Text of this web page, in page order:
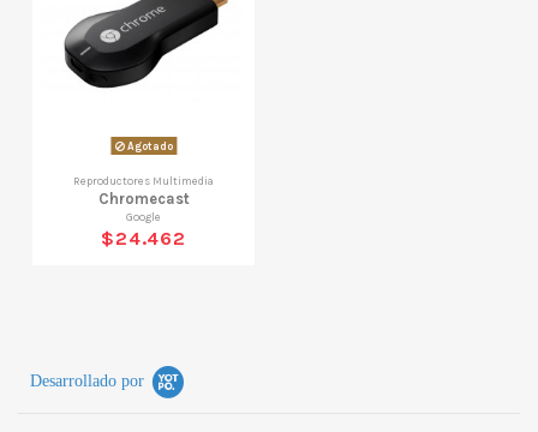
Agotado
Reproductores Multimedia
Chromecast
Google
$24.462
Desarrollado por